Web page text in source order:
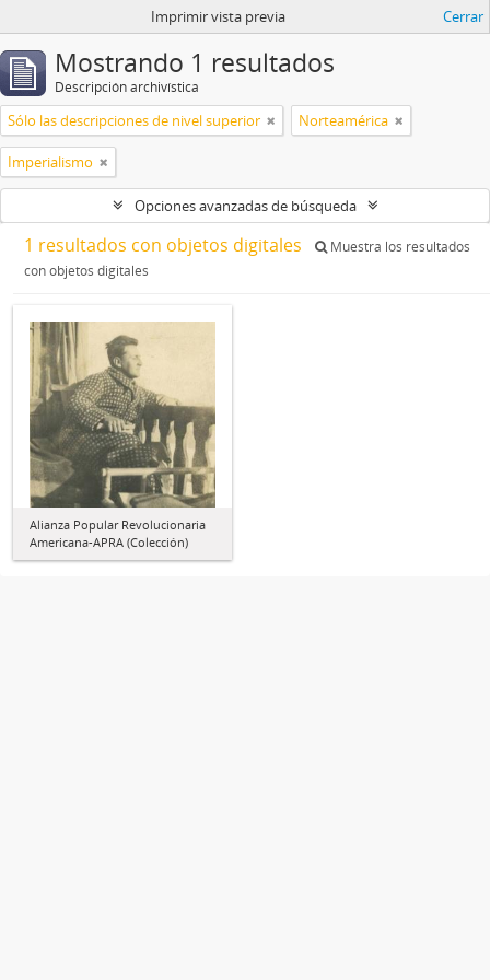
Imprimir vista previa Cerrar
Mostrando 1 resultados
Descripción archivística
Sólo las descripciones de nivel superior Norteamérica
Imperialismo
Opciones avanzadas de búsqueda
1 resultados con objetos digitales
Muestra los resultados
con objetos digitales
Alianza Popular Revolucionaria
Americana-APRA (Colección)